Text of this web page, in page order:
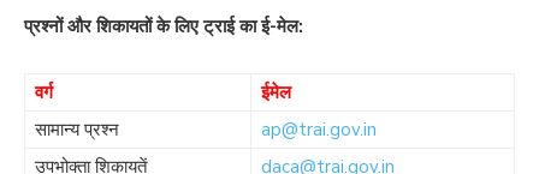
प्रश्नों और शिकायतों के लिए ट्राई का ई-मेल:
वर्ग
ईमेल
सामान्य प्रश्न
ap@trai.gov.in
उपभोक्ता शिकायतें
daca@trai.gov.in